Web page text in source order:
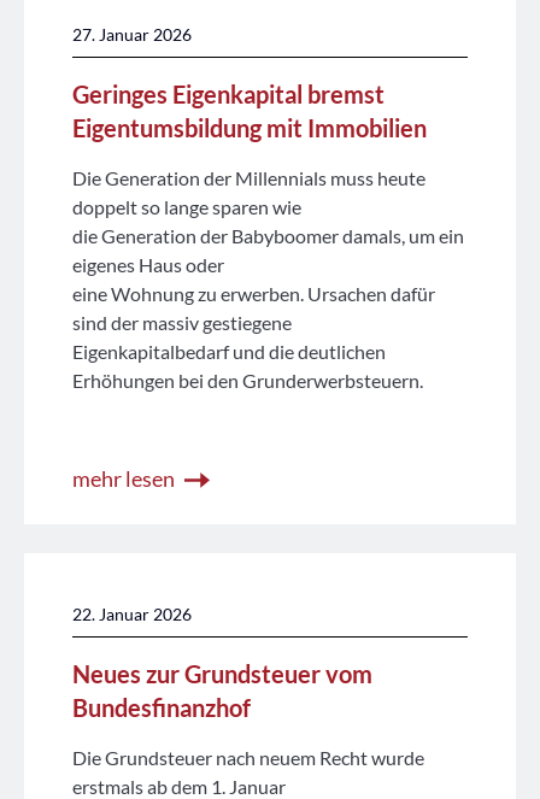
27. Januar 2026
Geringes Eigenkapital bremst
Eigentumsbildung mit Immobilien
Die Generation der Millennials muss heute
doppelt so lange sparen wie
die Generation der Babyboomer damals, um ein
eigenes Haus oder
eine Wohnung zu erwerben. Ursachen dafür
sind der massiv gestiegene
Eigenkapitalbedarf und die deutlichen
Erhöhungen bei den Grunderwerbsteuern.
mehr lesen
22. Januar 2026
Neues zur Grundsteuer vom
Bundesfinanzhof
Die Grundsteuer nach neuem Recht wurde
erstmals ab dem 1. Januar